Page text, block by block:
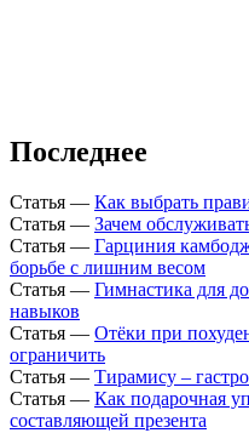
Последнее
Статья — Как выбрать
Статья — Зачем
Статья — Гарциния
борьбе с лишним весом
Статья — Гимнастика для
навыков
Статья — Отёки при
ограничить
Статья — Тирамису –
Статья — Как подарочная
составляющей презента